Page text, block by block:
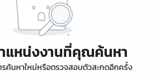
แหน่งงานที่คุณค้นหา
ค้นหาใหม่หรือตรวจสอบตัวสะกดอีกครั้ง